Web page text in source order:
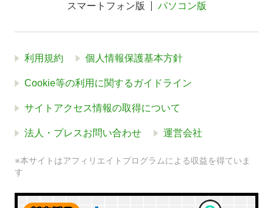
スマートフォン版 パソコン版
利用規約 個人情報保護基本方針
Cookie等の利用に関するガイドライン
サイトアクセス情報の取得について
法人・プレスお問い合わせ 運営会社
※本サイトはアフィリエイトプログラムによる収益を得ていま
す